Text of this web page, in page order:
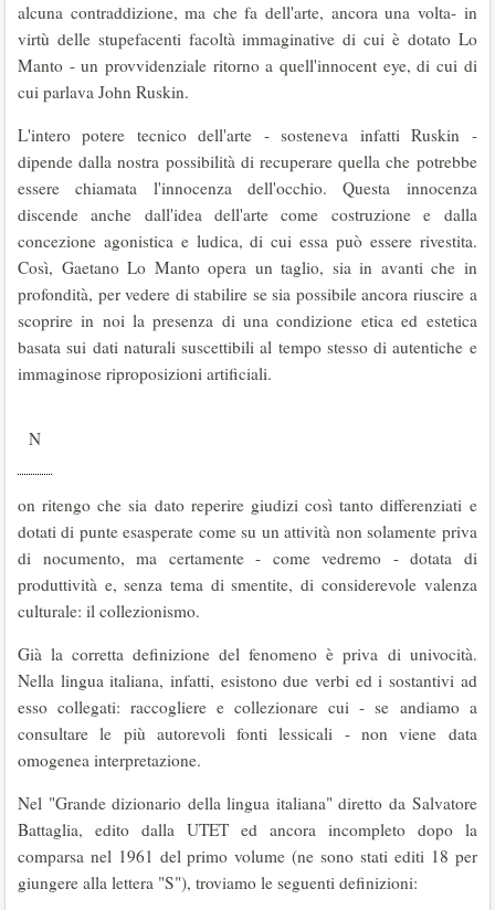
alcuna contraddizione, ma che fa dell'arte, ancora una volta- in
virtù delle stupefacenti facoltà immaginative di cui è dotato Lo
Manto - un prov­videnziale ritorno a quell'innocent eye, di cui di
cui parlava John Ruskin.
L'intero potere tecnico dell'arte - sosteneva infatti Ruskin -
dipende dalla nostra possibilità di recuperare quella che potrebbe
essere chiamata l'innocenza dell'occhio. Questa innocenza
discende anche dall'idea dell'arte come costruzione e dalla
concezione agonistica e ludica, di cui essa può essere rivestita.
Così, Gaetano Lo Manto opera un taglio, sia in avanti che in
profondità, per vedere di stabilire se sia possibile ancora riuscire a
scopri­re in noi la presenza di una condizione etica ed este­tica
basata sui dati naturali suscettibili al tempo stesso di autentiche e
immaginose riproposizioni artificiali.
N
on ritengo che sia dato reperire giudizi così tanto differenziati e
dotati di punte esaspe­rate come su un attività non solamente priva
di nocumento, ma certamente - come vedremo - dotata di
produttività e, senza tema di smentite, di considerevole valenza
culturale: il collezioni­smo.
Già la corretta definizione del fenomeno è priva di univocità.
Nella lingua italiana, infatti, esistono due verbi ed i sostantivi ad
esso collega­ti: raccogliere e collezionare cui - se andiamo a
consultare le più autorevoli fonti lessicali - non viene data
omogenea interpretazione.
Nel "Grande dizionario della lingua italiana" diretto da Salvatore
Battaglia, edito dalla UTET ed ancora incompleto dopo la
comparsa nel 1961 del primo volume (ne sono stati editi 18 per
giungere alla lettera "S"), troviamo le seguenti definizioni: